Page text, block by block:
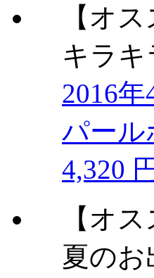
【オス
キラ
2016
パール
4,320 円
【オス
夏の